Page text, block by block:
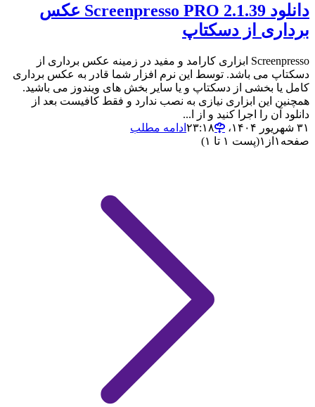
دانلود Screenpresso PRO 2.1.39 عکس
برداری از دسکتاپ
Screenpresso ابزاری کارامد و مفید در زمینه عکس برداری از
دسکتاپ می باشد. توسط این نرم افزار شما قادر به عکس برداری
کامل یا بخشی از دسکتاپ و یا سایر بخش های ویندوز می باشید.
همچنین این ابزاری نیازی به نصب ندارد و فقط کافیست بعد از
دانلود آن را اجرا کنید و از ا...
۳۱ شهریور ۱۴۰۴،‏ ۲۳:۱۸
ادامه مطلب
صفحه ۱ از ۱(پست ۱ تا ۱)